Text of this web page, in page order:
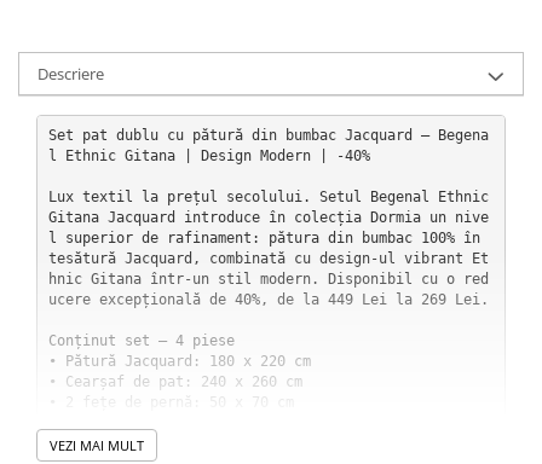
Descriere
Set pat dublu cu pătură din bumbac Jacquard — Begena
l Ethnic Gitana | Design Modern | -40%
Lux textil la prețul secolului. Setul Begenal Ethnic
Gitana Jacquard introduce în colecția Dormia un nive
l superior de rafinament: pătura din bumbac 100% în
tesătură Jacquard, combinată cu design-ul vibrant Et
hnic Gitana într-un stil modern. Disponibil cu o red
ucere excepțională de 40%, de la 449 Lei la 269 Lei.
Conținut set — 4 piese
• Pătură Jacquard: 180 x 220 cm
• Cearșaf de pat: 240 x 260 cm
• 2 fețe de pernă: 50 x 70 cm
Compoziție
VEZI MAI MULT